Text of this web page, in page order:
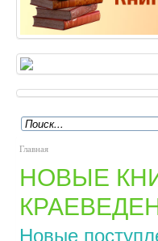
Любуемся Псковом
Люди и события
Детям
Главная
НОВЫЕ
Новые